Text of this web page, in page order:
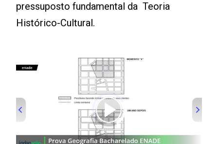
pressuposto fundamental da Teoria
Histórico-Cultural.